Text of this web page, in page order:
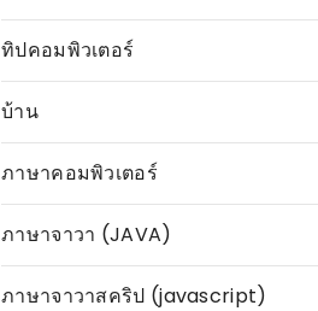
ทิปคอมพิวเตอร์
บ้าน
ภาษาคอมพิวเตอร์
ภาษาจาวา (JAVA)
ภาษาจาวาสคริป (javascript)